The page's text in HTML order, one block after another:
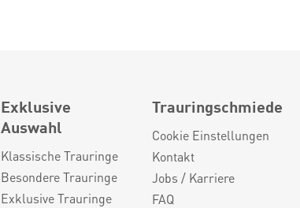
Exklusive
Auswahl
Klassische Trauringe
Besondere Trauringe
Exklusive Trauringe
Trauringschmiede
Cookie Einstellungen
Kontakt
Jobs / Karriere
FAQ